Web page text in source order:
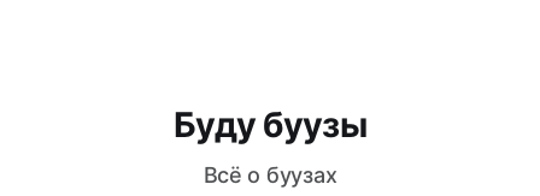
Буду буузы
Всё о буузах